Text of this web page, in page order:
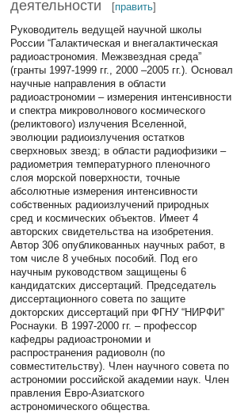
деятельности
[править]
Руководитель ведущей научной школы
России “Галактическая и внегалактическая
радиоастрономия. Межзвездная среда”
(гранты 1997-1999 гг., 2000 –2005 гг.). Основал
научные направления в области
радиоастрономии – измерения интенсивности
и спектра микроволнового космического
(реликтового) излучения Вселенной,
эволюции радиоизлучения остатков
сверхновых звезд; в области радиофизики –
радиометрия температурного пленочного
слоя морской поверхности, точные
абсолютные измерения интенсивности
собственных радиоизлучений природных
сред и космических объектов. Имеет 4
авторских свидетельства на изобретения.
Автор 306 опубликованных научных работ, в
том числе 8 учебных пособий. Под его
научным руководством защищены 6
кандидатских диссертаций. Председатель
диссертационного совета по защите
докторских диссертаций при ФГНУ “НИРФИ”
Роснауки. В 1997-2000 гг. – профессор
кафедры радиоастрономии и
распространения радиоволн (по
совместительству). Член научного совета по
астрономии российской академии наук. Член
правления Евро-Азиатского
астрономического общества.